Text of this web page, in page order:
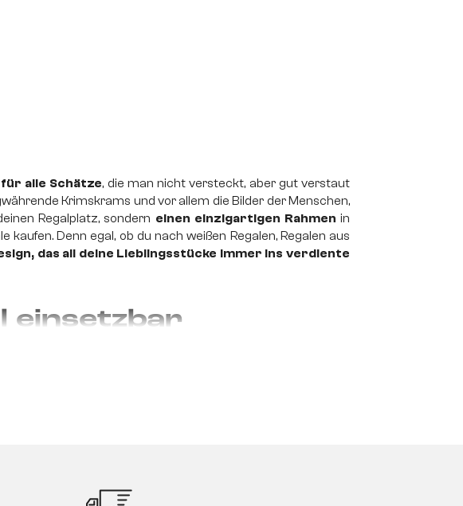
alle Schätze, die man nicht versteckt, aber gut verstaut
Krimskrams und vor allem die Bilder der Menschen,
Regalplatz, sondern einen einzigartigen Rahmen in
Denn egal, ob du nach weißen Regalen, Regalen aus
das all deine Lieblingsstücke immer ins verdiente
einsetzbar